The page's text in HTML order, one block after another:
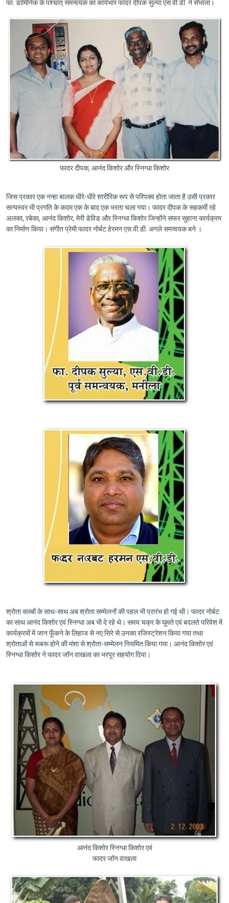
फा. डामिनिक के पश्चात् समन्वयक का कार्यभार फादर दीपक सुल्या एस.वी.डी. ने सँभाला।
फादर दीपक, आनंद किशोर और स्निग्धा किशोर
जिस प्रकार एक नन्हा बालक धीरे-धीरे शारीरिक रूप से परिपक्व होता जाता है उसी प्रकार
सत्यस्वर भी प्रगति के कदम एक के बाद एक भरता चला गया। फादर दीपक के सहकर्मी रहे
अलका, रबेका, आनंद किशोर, मेरी डेविड और स्निग्धा किशोर जिन्होंने सफर सुहाना कार्यक्रम
का निर्माण किया। संगीत प्रेमी फादर नोर्बट हेरमन एस.वी.डी. अगले समन्वयक बने ।
श्रोता क्लबों के साथ-साथ अब श्रोता सम्मेलनों की पहल भी प्रारंभ हो गई थी। फादर नोर्बट
का साथ आनंद किशोर एवं स्निग्धा अब भी दे रहे थे। समय चक्र के घूमते एवं बदलते परिवेश में
कार्यक्रमों में जान फूँकने के लिहाज से नए सिरे से उनका रजिस्ट्रेशन किया गया तथा
श्रोताओं से रूबरू होने की मंशा से श्रोता-सम्मेलन नियमित किया गया। आनंद किशोर एवं
स्निग्धा किशोर ने फादर जॉन वाखला का भरपूर सहयोग दिया।
आनंद किशोर स्निग्धा किशोर एवं
फादर जॉन वाखला